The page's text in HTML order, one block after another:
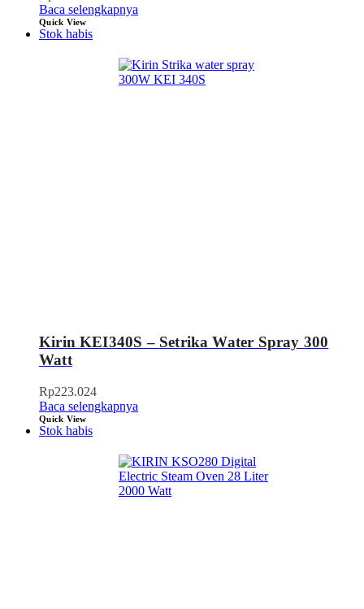
Baca selengkapnya
Quick View
Stok habis
Kirin KEI340S – Setrika Water Spray 300
Watt
Rp223.024
Baca selengkapnya
Quick View
Stok habis